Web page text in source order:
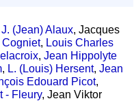
J. (Jean) Alaux, Jacques
Cogniet, Louis Charles
, Jean Hippolyte
, L. (Louis) Hersent, Jean
Edouard Picot,
- Fleury, Jean Viktor